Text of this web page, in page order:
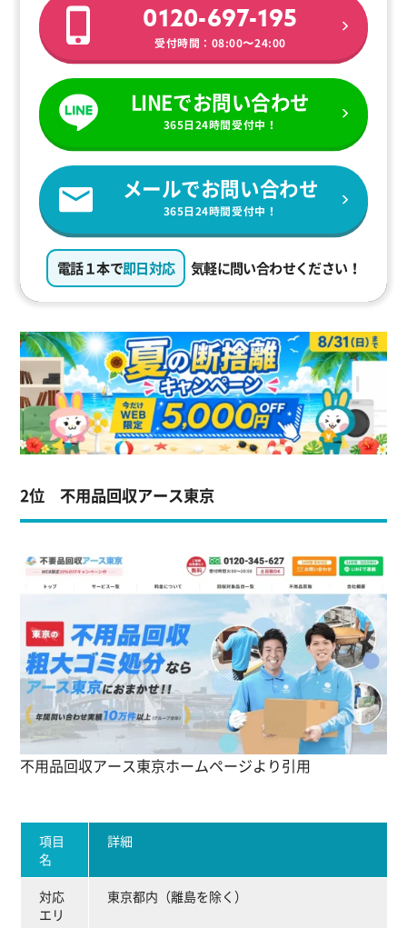
0120-697-195
受付時間：08:00〜24:00
LINEでお問い合わせ
365日24時間受付中！
メールでお問い合わせ
365日24時間受付中！
電話１本で即日対応 気軽に問い合わせください！
2位 不用品回収アース東京
不用品回収アース東京ホームページより引用
項目
名
詳細
対応
エリ
東京都内（離島を除く）